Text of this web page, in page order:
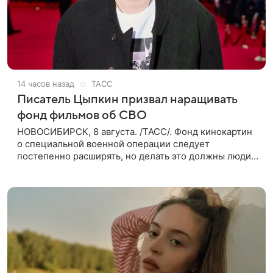
14 часов назад ТАСС
Писатель Цыпкин призвал наращивать
фонд фильмов об СВО
НОВОСИБИРСК, 8 августа. /ТАСС/. Фонд кинокартин
о специальной военной операции следует
постепенно расширять, но делать это должны люди,